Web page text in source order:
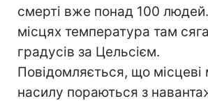
смерті вже понад 100
місцях температура там
градусів за Цельсієм.
Повідомляється, що місцеві
насилу пораються з